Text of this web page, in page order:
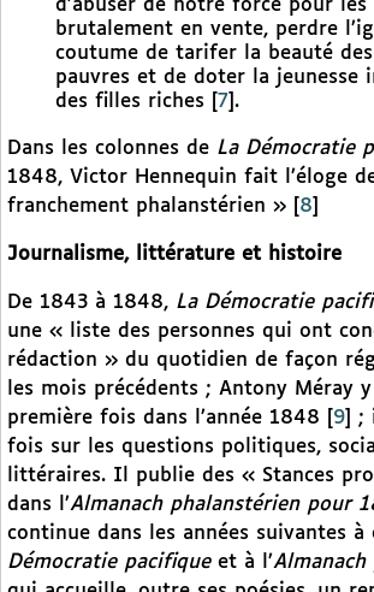
d’abuser de notre force pour
brutalement en vente, perdre
coutume de tarifer la beauté
pauvres et de doter la jeunesse
des filles riches
7 .
Dans les colonnes de La Démocratie
1848, Victor Hennequin fait l’éloge
franchement phalanstérien »
8
Journalisme, littérature et histoire
De 1843 à 1848, La Démocratie
une « liste des personnes qui ont
rédaction » du quotidien de façon
les mois précédents ; Antony Méray
première fois dans l’année 1848
9
;
fois sur les questions politiques,
littéraires. Il publie des « Stances
dans l’Almanach phalanstérien pour
continue dans les années suivantes à
Démocratie pacifique et à l’Almanach